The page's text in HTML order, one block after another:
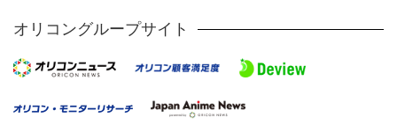
オリコングループサイト